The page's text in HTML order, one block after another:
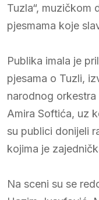
Tuzla“, muzičkom
pjesmama koje
Publika imala je
pjesama o Tuzli,
narodnog
Amira Softića, uz
su publici donijeli
kojima je
Na sceni su se